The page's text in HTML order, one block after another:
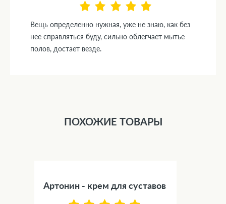
Вещь определенно нужная, уже не знаю, как без
нее справляться буду, сильно облегчает мытье
полов, достает везде.
ПОХОЖИЕ ТОВАРЫ
Артонин - крем для суставов